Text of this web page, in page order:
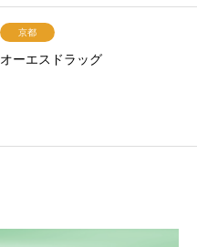
京都
オーエスドラッグ